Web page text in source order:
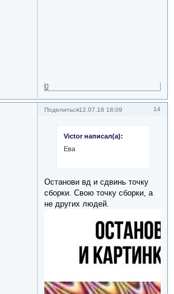
0
Поделиться 14
12.07.18 18:09
Victor написал(а):
Ева
Останови вд и сдвинь точку
сборки. Свою точку сборки, а
не других людей.